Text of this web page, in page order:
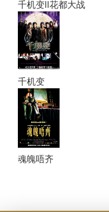
千机变II花都大战
千机变
魂魄唔齐